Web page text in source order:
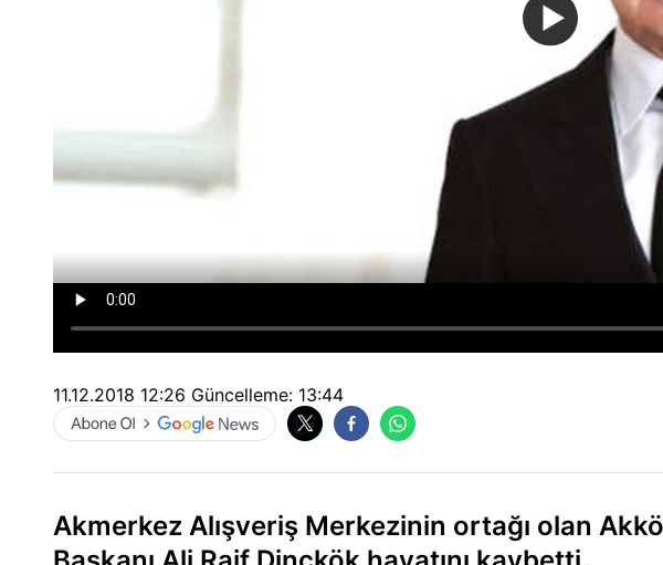
11.12.2018 12:26 Güncelleme: 13:44
Akmerkez Alışveriş Merkezinin ortağı olan